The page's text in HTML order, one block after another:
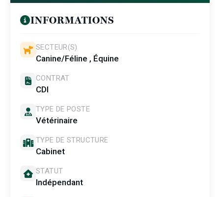
INFORMATIONS
SECTEUR(S)
Canine/Féline , Équine
CONTRAT
CDI
TYPE DE POSTE
Vétérinaire
TYPE DE STRUCTURE
Cabinet
STATUT
Indépendant